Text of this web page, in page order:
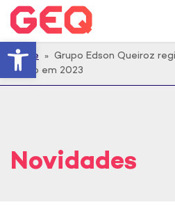
Home » Grupo Edson Queiroz
bilhão em 2023
Novidades
Barra de